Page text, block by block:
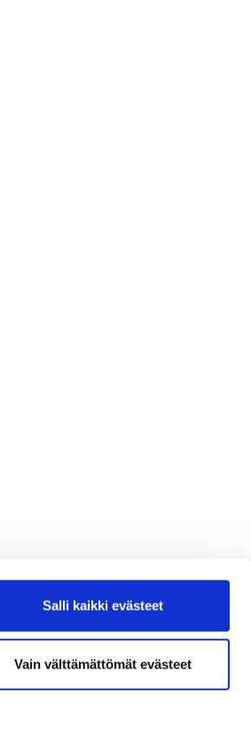
Salli kaikki evästeet
Vain välttämättömät evästeet